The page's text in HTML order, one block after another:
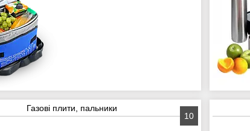
Газові плити, пальники
10